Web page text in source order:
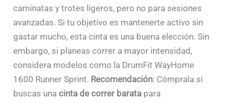
caminatas y trotes ligeros, pero no para sesiones
avanzadas. Si tu objetivo es mantenerte activo sin
gastar mucho, esta cinta es una buena elección. Sin
embargo, si planeas correr a mayor intensidad,
considera modelos como la DrumFit WayHome
1600 Runner Sprint. Recomendación: Cómprala si
buscas unacinta de correr barata para